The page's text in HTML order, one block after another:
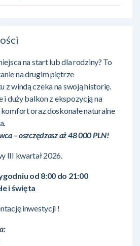
na start lub dla rodziny? To
na drugim piętrze
z windą czeka na swoją historię.
i duży balkon z ekspozycją na
oraz doskonałe naturalne
– oszczędzasz aż 48 000 PLN!
III kwartał 2026.
od 8:00 do 21:00
i święta
inwestycji !